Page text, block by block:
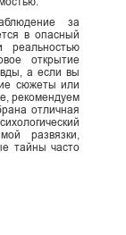
за
в опасный
реальностью
открытие
а если вы
сюжеты или
рекомендуем
отличная
развязки,
тайны часто